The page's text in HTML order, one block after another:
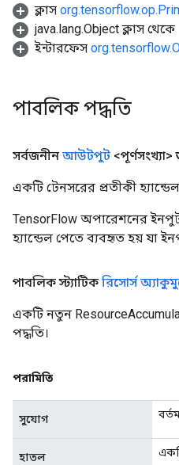
ক্লাস
java.lang.Object ক্লাস থেকে
ইন্টারফেস
পাবলিক পদ্ধতি
সর্বজনীন আউটপুট <পূর্ণসংখ্যা>
একটি টেনসরের প্রতীকী
TensorFlow অপারেশনের
হ্যান্ডেল পেতে ব্যবহৃত হয় যা
পাবলিক স্ট্যাটিক রিসোর্স
একটি নতুন
পদ্ধতি।
পরামিতি
সুযোগ
হাতল